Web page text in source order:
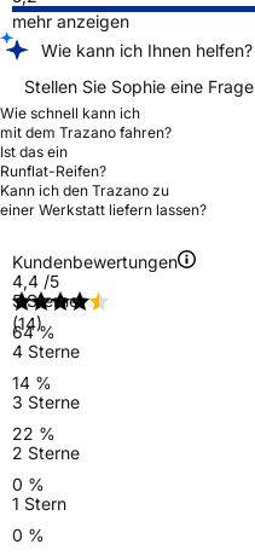
mehr anzeigen
Wie kann ich Ihnen helfen?
Stellen Sie Sophie eine Frage
Wie schnell kann ich
mit dem Trazano fahren?
Ist das ein
Runflat-Reifen?
Kann ich den Trazano zu
einer Werkstatt liefern lassen?
Kundenbewertungen
4,4 /5
(14)
5 Sterne
64 %
4 Sterne
14 %
3 Sterne
22 %
2 Sterne
0 %
1 Stern
0 %